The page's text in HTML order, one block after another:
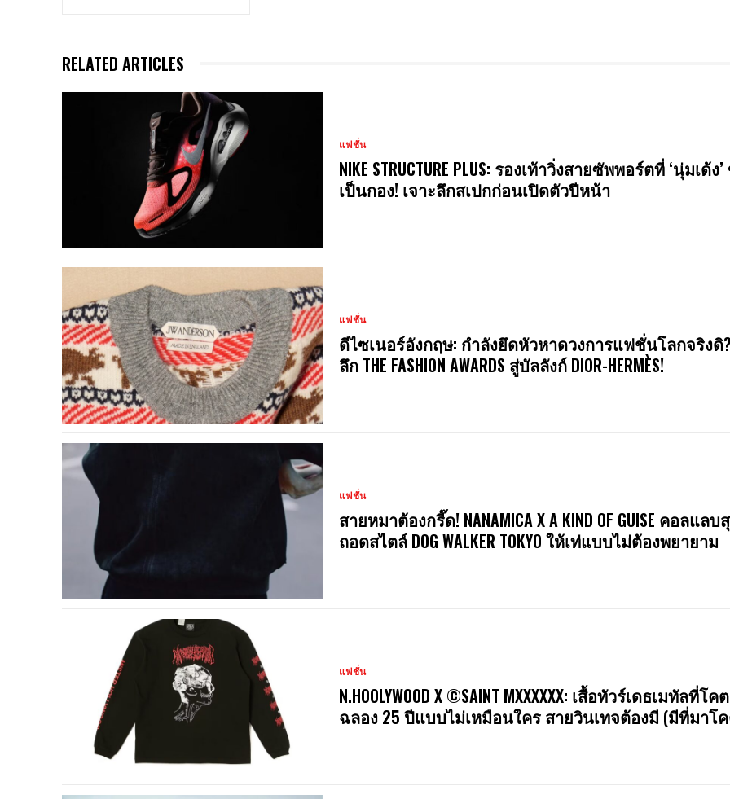
RELATED ARTICLES
แฟชั่น
NIKE STRUCTURE PLUS: รองเท้าวิ่งสายซัพพอร์ตที่ ‘นุ่มเด้ง
เป็นกอง! เจาะลึกสเปกก่อนเปิดตัวปีหน้า
แฟชั่น
ดีไซเนอร์อังกฤษ: กำลังยึดหัวหาดวงการแฟชั่นโลกจริงดิ
ลึก THE FASHION AWARDS สู่บัลลังก์ DIOR-HERMÈS!
แฟชั่น
สายหมาต้องกรี๊ด! NANAMICA X A KIND OF GUISE คอลแล
ถอดสไตล์ DOG WALKER TOKYO ให้เท่แบบไม่ต้องพยายาม
แฟชั่น
N.HOOLYWOOD X ©SAINT MXXXXXX: เสื้อทัวร์เดธเมทัลที่โ
ฉลอง 25 ปีแบบไม่เหมือนใคร สายวินเทจต้องมี (มีที่มาโค